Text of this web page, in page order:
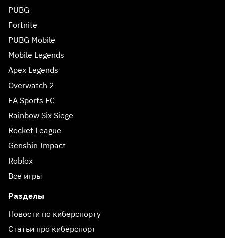
PUBG
Fortnite
PUBG Mobile
Mobile Legends
Apex Legends
Overwatch 2
EA Sports FC
Rainbow Six Siege
Rocket League
Genshin Impact
Roblox
Все игры
Разделы
Новости по киберспорту
Статьи про киберспорт